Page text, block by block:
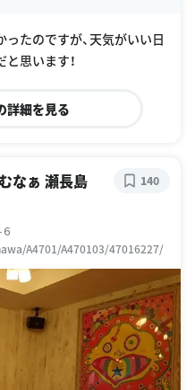
たのですが、天気がいい日
思います！
詳細を見る
なぁ 瀬長島
A4701/A470103/47016227/
140